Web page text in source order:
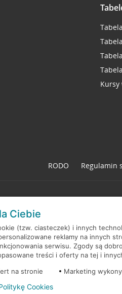
RODO Regulamin
Wszelkie prawa zastrzeżone
Ciebie
(tzw. ciasteczek) i innych
reklamy na innych
serwisu. Zgody są
treści i oferty na tej i
na stronie Marketing
Cookies